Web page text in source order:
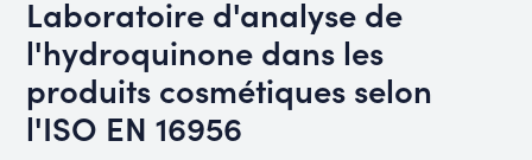
Laboratoire d'analyse de
l'hydroquinone dans les
produits cosmétiques selon
l'ISO EN 16956